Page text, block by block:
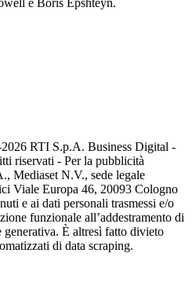
e Boris Epshteyn.
2026 RTI S.p.A. Business Digital -
riservati - Per la pubblicità
Mediaset N.V., sede legale
Viale Europa 46, 20093 Cologno
e ai dati personali trasmessi e/o
funzionale all’addestramento di
È altresì fatto divieto
di data scraping.